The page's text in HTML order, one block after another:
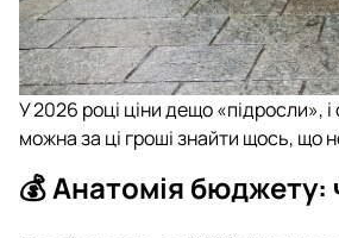
У 2026 році ціни дещо «підросли»,
можна за ці гроші знайти щось, що
💰 Анатомія